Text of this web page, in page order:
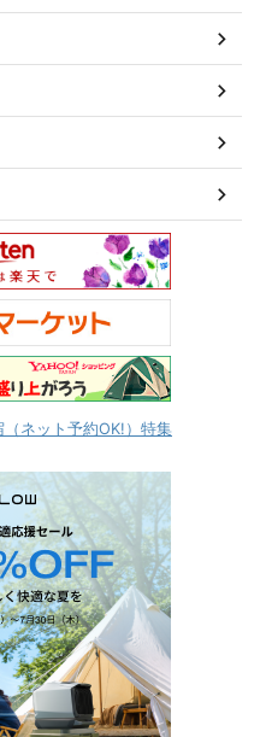
（ネット予約OK!）特集